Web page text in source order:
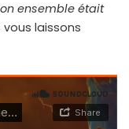
ensemble était
vous laissons